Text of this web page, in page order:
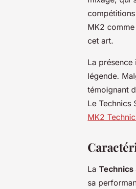
MK2
cet art.
La
légende.
témoignant
Le Technics
MK2
La Technics
sa